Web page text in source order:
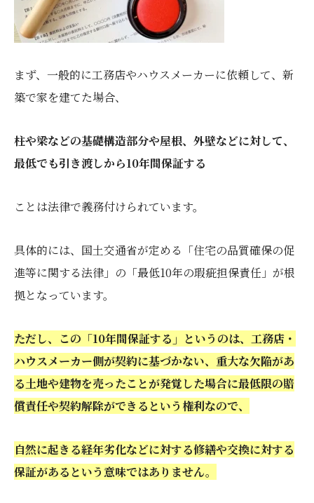
まず、一般的に工務店やハウスメーカーに依頼して、新
築で家を建てた場合、
柱や梁などの基礎構造部分や屋根、外壁などに対して、
最低でも引き渡しから10年間保証する
ことは法律で義務付けられています。
具体的には、国土交通省が定める「住宅の品質確保の促
進等に関する法律」の「最低10年の瑕疵担保責任」が根
拠となっています。
ただし、この「10年間保証する」というのは、工務店・
ハウスメーカー側が契約に基づかない、重大な欠陥があ
る土地や建物を売ったことが発覚した場合に最低限の賠
償責任や契約解除ができるという権利なので、
自然に起きる経年劣化などに対する修繕や交換に対する
保証があるという意味ではありません。